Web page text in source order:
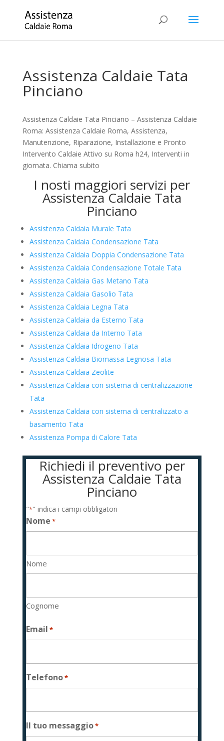
Assistenza Caldaie Tata
Pinciano
Assistenza Caldaie Tata Pinciano – Assistenza Caldaie
Roma: Assistenza Caldaie Roma, Assistenza,
Manutenzione, Riparazione, Installazione e Pronto
Intervento Caldaie Attivo su Roma h24, Interventi in
giornata. Chiama subito
I nosti maggiori servizi per
Assistenza Caldaie Tata
Pinciano
Assistenza Caldaia Murale Tata
Assistenza Caldaia Condensazione Tata
Assistenza Caldaia Doppia Condensazione Tata
Assistenza Caldaia Condensazione Totale Tata
Assistenza Caldaia Gas Metano Tata
Assistenza Caldaia Gasolio Tata
Assistenza Caldaia Legna Tata
Assistenza Caldaia da Esterno Tata
Assistenza Caldaia da Interno Tata
Assistenza Caldaia Idrogeno Tata
Assistenza Caldaia Biomassa Legnosa Tata
Assistenza Caldaia Zeolite
Assistenza Caldaia con sistema di centralizzazione
Tata
Assistenza Caldaia con sistema di centralizzato a
basamento Tata
Assistenza Pompa di Calore Tata
Richiedi il preventivo per
Assistenza Caldaie Tata
Pinciano
"*" indica i campi obbligatori
Nome *
Nome
Cognome
Email *
Telefono*
Il tuo messaggio*